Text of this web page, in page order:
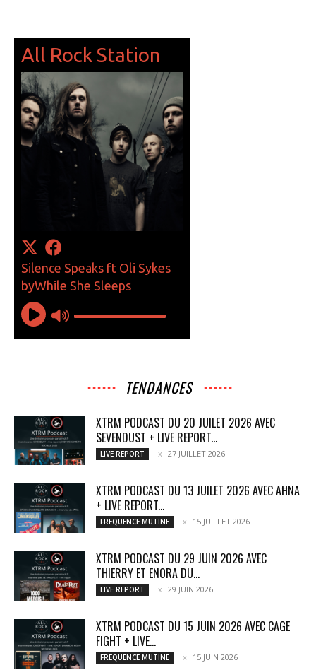
TENDANCES
XTRM PODCAST DU 20 JUILET 2026 AVEC
SEVENDUST + LIVE REPORT...
LIVE REPORT 27 JUILLET 2026
XTRM PODCAST DU 13 JUILET 2026 AVEC AĦNA
+ LIVE REPORT...
FREQUENCE MUTINE 15 JUILLET 2026
XTRM PODCAST DU 29 JUIN 2026 AVEC
THIERRY ET ENORA DU...
LIVE REPORT 29 JUIN 2026
XTRM PODCAST DU 15 JUIN 2026 AVEC CAGE
FIGHT + LIVE...
FREQUENCE MUTINE 15 JUIN 2026